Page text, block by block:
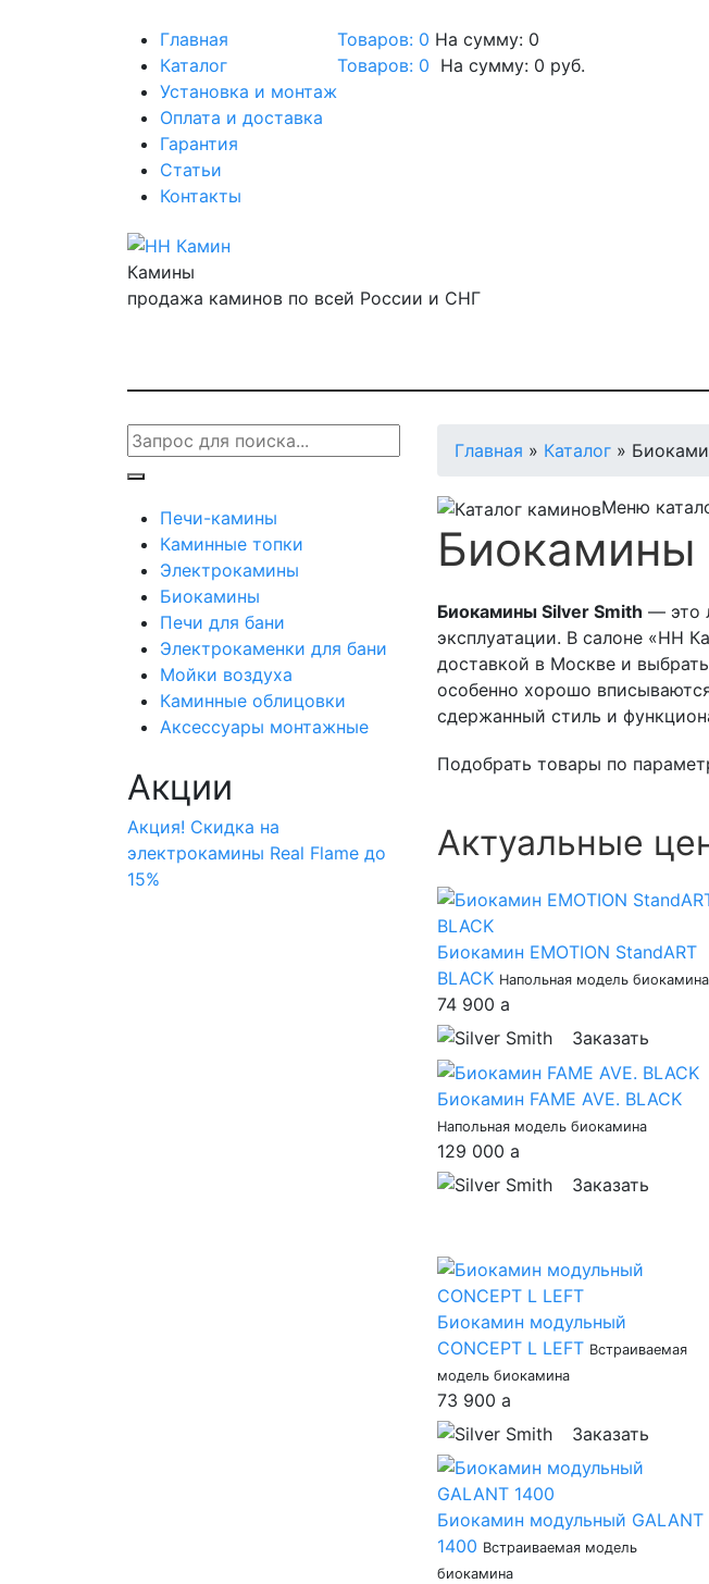
Главная
Каталог
Установка и монтаж
Оплата и доставка
Гарантия
Статьи
Контакты
Товаров: 0 На сумму: 0
Товаров: 0 На сумму: 0 руб.
Камины
продажа каминов по всей России и СНГ
Печи-камины
Каминные топки
Электрокамины
Биокамины
Печи для бани
Электрокаменки для бани
Мойки воздуха
Каминные облицовки
Аксессуары монтажные
Акции
Акция! Скидка на
электрокамины Real Flame до
15%
Главная » Каталог »
Меню
Биокамины
Биокамины Silver Smith — это
эксплуатации. В салоне «НН
доставкой в Москве и
особенно хорошо
сдержанный стиль и
Подобрать товары по
Актуальные
Биокамин EMOTION StandART
BLACK Напольная модель биокамина
74 900 a
Заказать
Биокамин FAME AVE. BLACK
Напольная модель биокамина
129 000 a
Заказать
Биокамин модульный
CONCEPT L LEFT Встраиваемая
модель биокамина
73 900 a
Заказать
Биокамин модульный GALANT
1400 Встраиваемая модель
биокамина